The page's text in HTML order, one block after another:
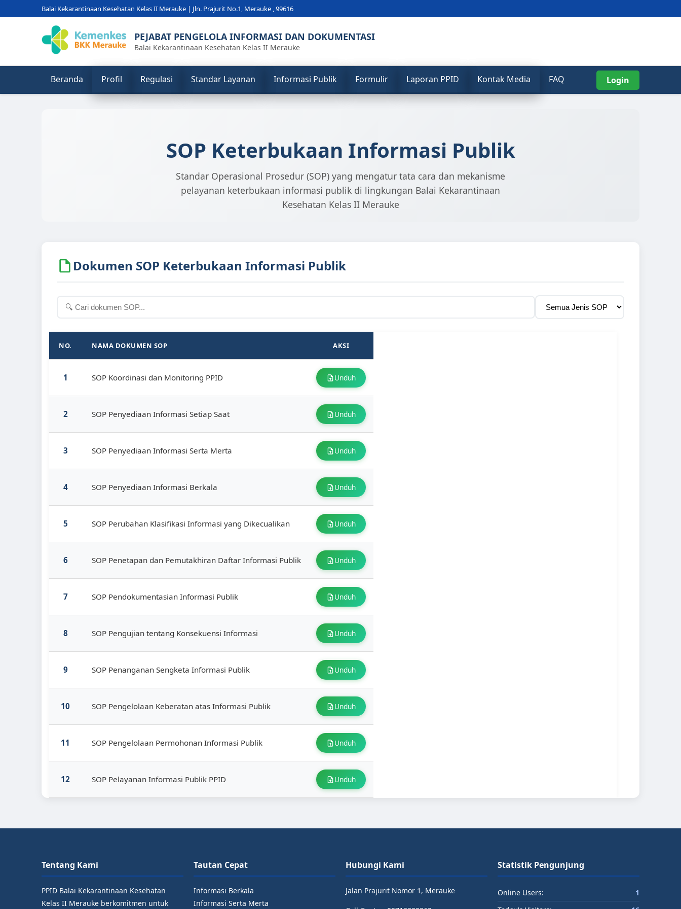
Balai Kekarantinaan Kesehatan Kelas II Merauke | Jln. Prajurit No.1, Merauke , 99616
PEJABAT PENGELOLA INFORMASI DAN DOKUMENTASI
Balai Kekarantinaan Kesehatan Kelas II Merauke
Beranda Profil Regulasi Standar Layanan Informasi Publik Formulir Laporan PPID Kontak Media FAQ Login
SOP Keterbukaan Informasi Publik
Standar Operasional Prosedur (SOP) yang mengatur tata cara dan mekanisme
pelayanan keterbukaan informasi publik di lingkungan Balai Kekarantinaan
Kesehatan Kelas II Merauke
Dokumen SOP Keterbukaan Informasi Publik
NO. NAMA DOKUMEN SOP AKSI
1 SOP Koordinasi dan Monitoring PPID Unduh
2 SOP Penyediaan Informasi Setiap Saat Unduh
3 SOP Penyediaan Informasi Serta Merta Unduh
4 SOP Penyediaan Informasi Berkala Unduh
5 SOP Perubahan Klasifikasi Informasi yang Dikecualikan Unduh
6 SOP Penetapan dan Pemutakhiran Daftar Informasi Publik Unduh
7 SOP Pendokumentasian Informasi Publik Unduh
8 SOP Pengujian tentang Konsekuensi Informasi Unduh
9 SOP Penanganan Sengketa Informasi Publik Unduh
10 SOP Pengelolaan Keberatan atas Informasi Publik Unduh
11 SOP Pengelolaan Permohonan Informasi Publik Unduh
12 SOP Pelayanan Informasi Publik PPID Unduh
Tentang Kami
PPID Balai Kekarantinaan Kesehatan
Kelas II Merauke berkomitmen untuk
Tautan Cepat
Informasi Berkala
Informasi Serta Merta
Hubungi Kami
Jalan Prajurit Nomor 1, Merauke
Statistik Pengunjung
Online Users:
1